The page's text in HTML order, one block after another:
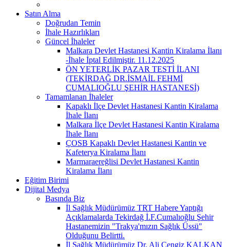
Satın Alma
Doğrudan Temin
İhale Hazırlıkları
Güncel İhaleler
Malkara Devlet Hastanesi Kantin Kiralama İlanı
-İhale İptal Edilmiştir. 11.12.2025
ÖN YETERLİK PAZAR TESTİ İLANI
(TEKİRDAĞ DR.İSMAİL FEHMİ
CUMALIOĞLU ŞEHİR HASTANESİ)
Tamamlanan İhaleler
Kapaklı İlçe Devlet Hastanesi Kantin Kiralama
İhale İlanı
Malkara İlçe Devlet Hastanesi Kantin Kiralama
İhale İlanı
ÇOSB Kapaklı Devlet Hastanesi Kantin ve
Kafeterya Kiralama İlanı
Marmaraereğlisi Devlet Hastanesi Kantin
Kiralama İlanı
Eğitim Birimi
Dijital Medya
Basında Biz
İl Sağlık Müdürümüz TRT Habere Yaptığı
Açıklamalarda Tekirdağ İ.F.Cumalıoğlu Şehir
Hastanemizin "Trakya'mızın Sağlık Üssü"
Olduğunu Belirtti.
İl Sağlık Müdürümüz Dr. Ali Cengiz KALKAN